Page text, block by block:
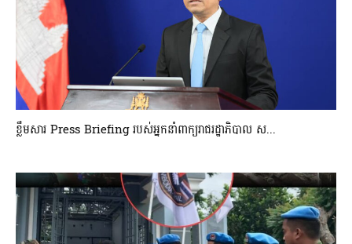
ខ្លឹមសារ Press Briefing របស់អ្នកនាំពាក្យរាជរដ្ឋាភិបាល ស...